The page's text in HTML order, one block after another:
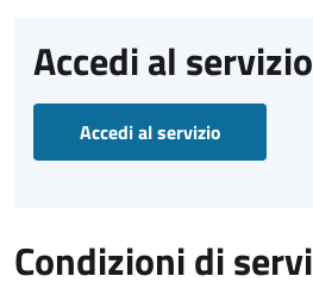
Accedi al servizio
Accedi al servizio
Condizioni di